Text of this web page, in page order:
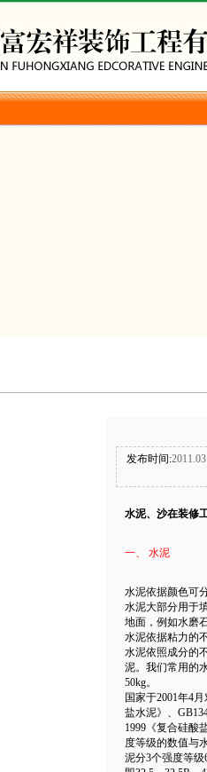
发布时间:
水泥、沙在装修
一、 水泥
水泥依据颜色可
水泥大部分用于
地面，例如水磨
水泥依据粘力的
水泥依照成分的
泥。我们常用的
50kg。
国家于2001年4
盐水泥》、
1999《复合硅酸
度等级的数值与
泥分3个强度等级